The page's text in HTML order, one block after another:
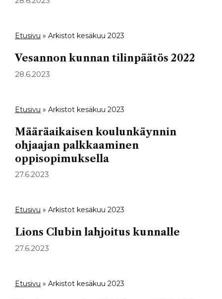
Etusivu » Arkistot kesäkuu 2023
Vesannon kunnan tilinpäätös 2022
28.6.2023
Etusivu » Arkistot kesäkuu 2023
Määräaikaisen koulunkäynnin
ohjaajan palkkaaminen
oppisopimuksella
27.6.2023
Etusivu » Arkistot kesäkuu 2023
Lions Clubin lahjoitus kunnalle
27.6.2023
Etusivu » Arkistot kesäkuu 2023